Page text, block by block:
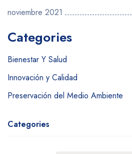
noviembre 2021
Categories
Bienestar Y Salud
Innovación y Calidad
Preservación del Medio Ambiente
Categories